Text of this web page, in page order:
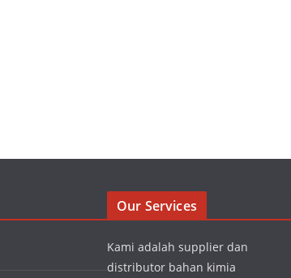
Our Services
Kami adalah supplier dan
distributor bahan kimia